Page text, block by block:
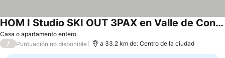
Casa o apartamento entero
HOM I Studio SKI OUT 3PAX en Valle de Condores 1
Ver precios
/ Puntuación no disponible a 33.2 km de: Centro de la ciudad